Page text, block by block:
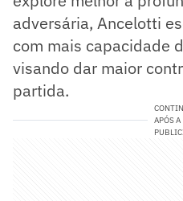
adversária, Ancelotti
com mais capacidade
visando dar maior
partida.
APÓS A